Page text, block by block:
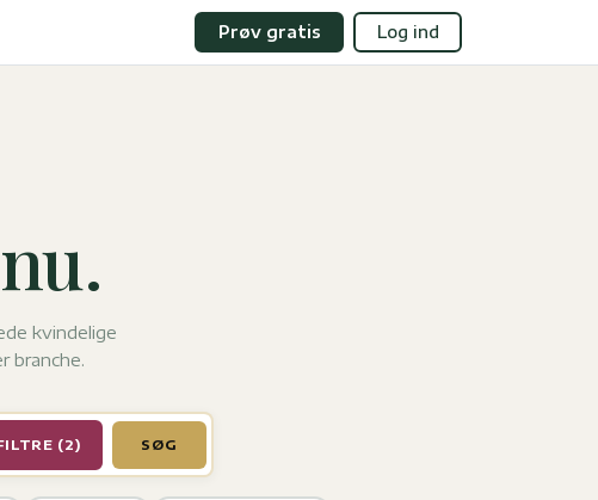
Prøv gratis Log ind
kvindelige
branche.
(2) SØG